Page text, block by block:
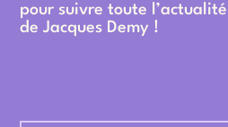
pour suivre toute
de Jacques Demy !